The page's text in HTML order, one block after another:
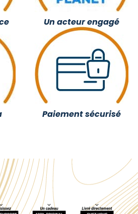
Un acteur engagé
Paiement sécurisé